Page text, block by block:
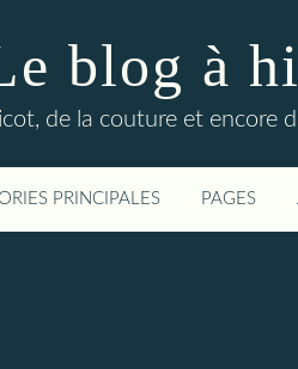
blog à
de la couture et encore
PRINCIPALES PAGES